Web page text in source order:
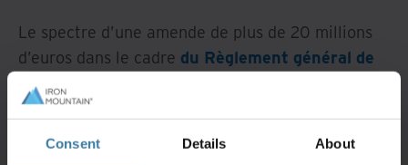
Consent Details About
Le spectre d’une amende de plus de 20 millions
d’euros dans le cadre du Règlement général de
l’Union européenne sur la protection des
données (RGPD)
mettre à jour et renforcer périodiquement les